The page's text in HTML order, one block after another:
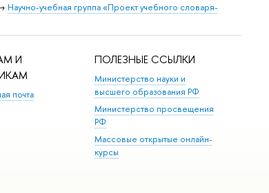
Научно-учебная группа «Проект учебного словаря-
И
почта
ПОЛЕЗНЫЕ ССЫЛКИ
Министерство науки и
высшего образования РФ
Министерство просвещения
РФ
Массовые открытые онлайн-
курсы